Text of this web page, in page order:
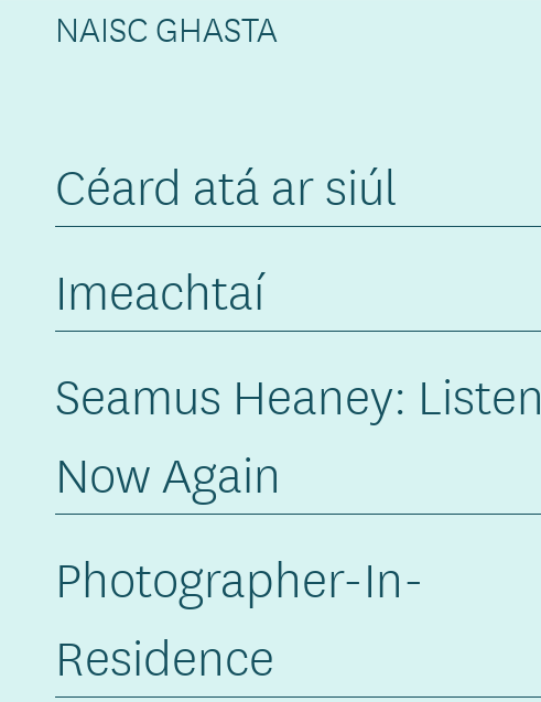
NAISC GHASTA
Céard atá ar siúl
Imeachtaí
Seamus Heaney: Listen
Now Again
Photographer-In-
Residence